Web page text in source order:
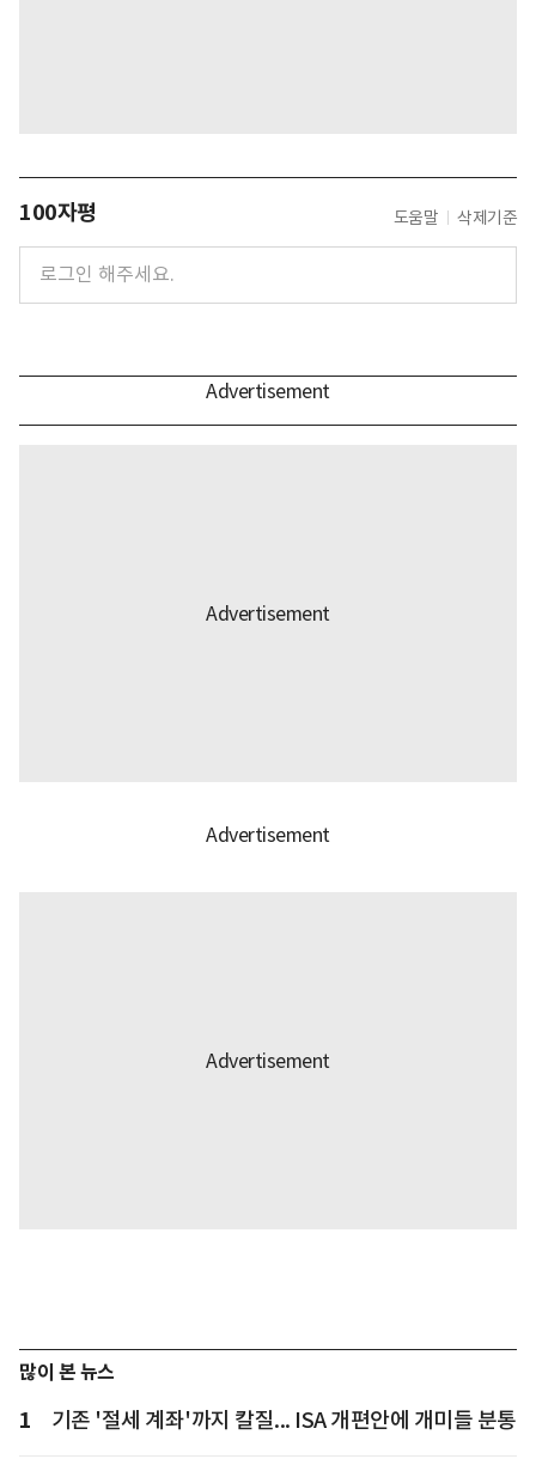
100자평 도움말 삭제기준
많이 본 뉴스
1 기존 '절세 계좌'까지 칼질... ISA 개편안에 개미들 분통